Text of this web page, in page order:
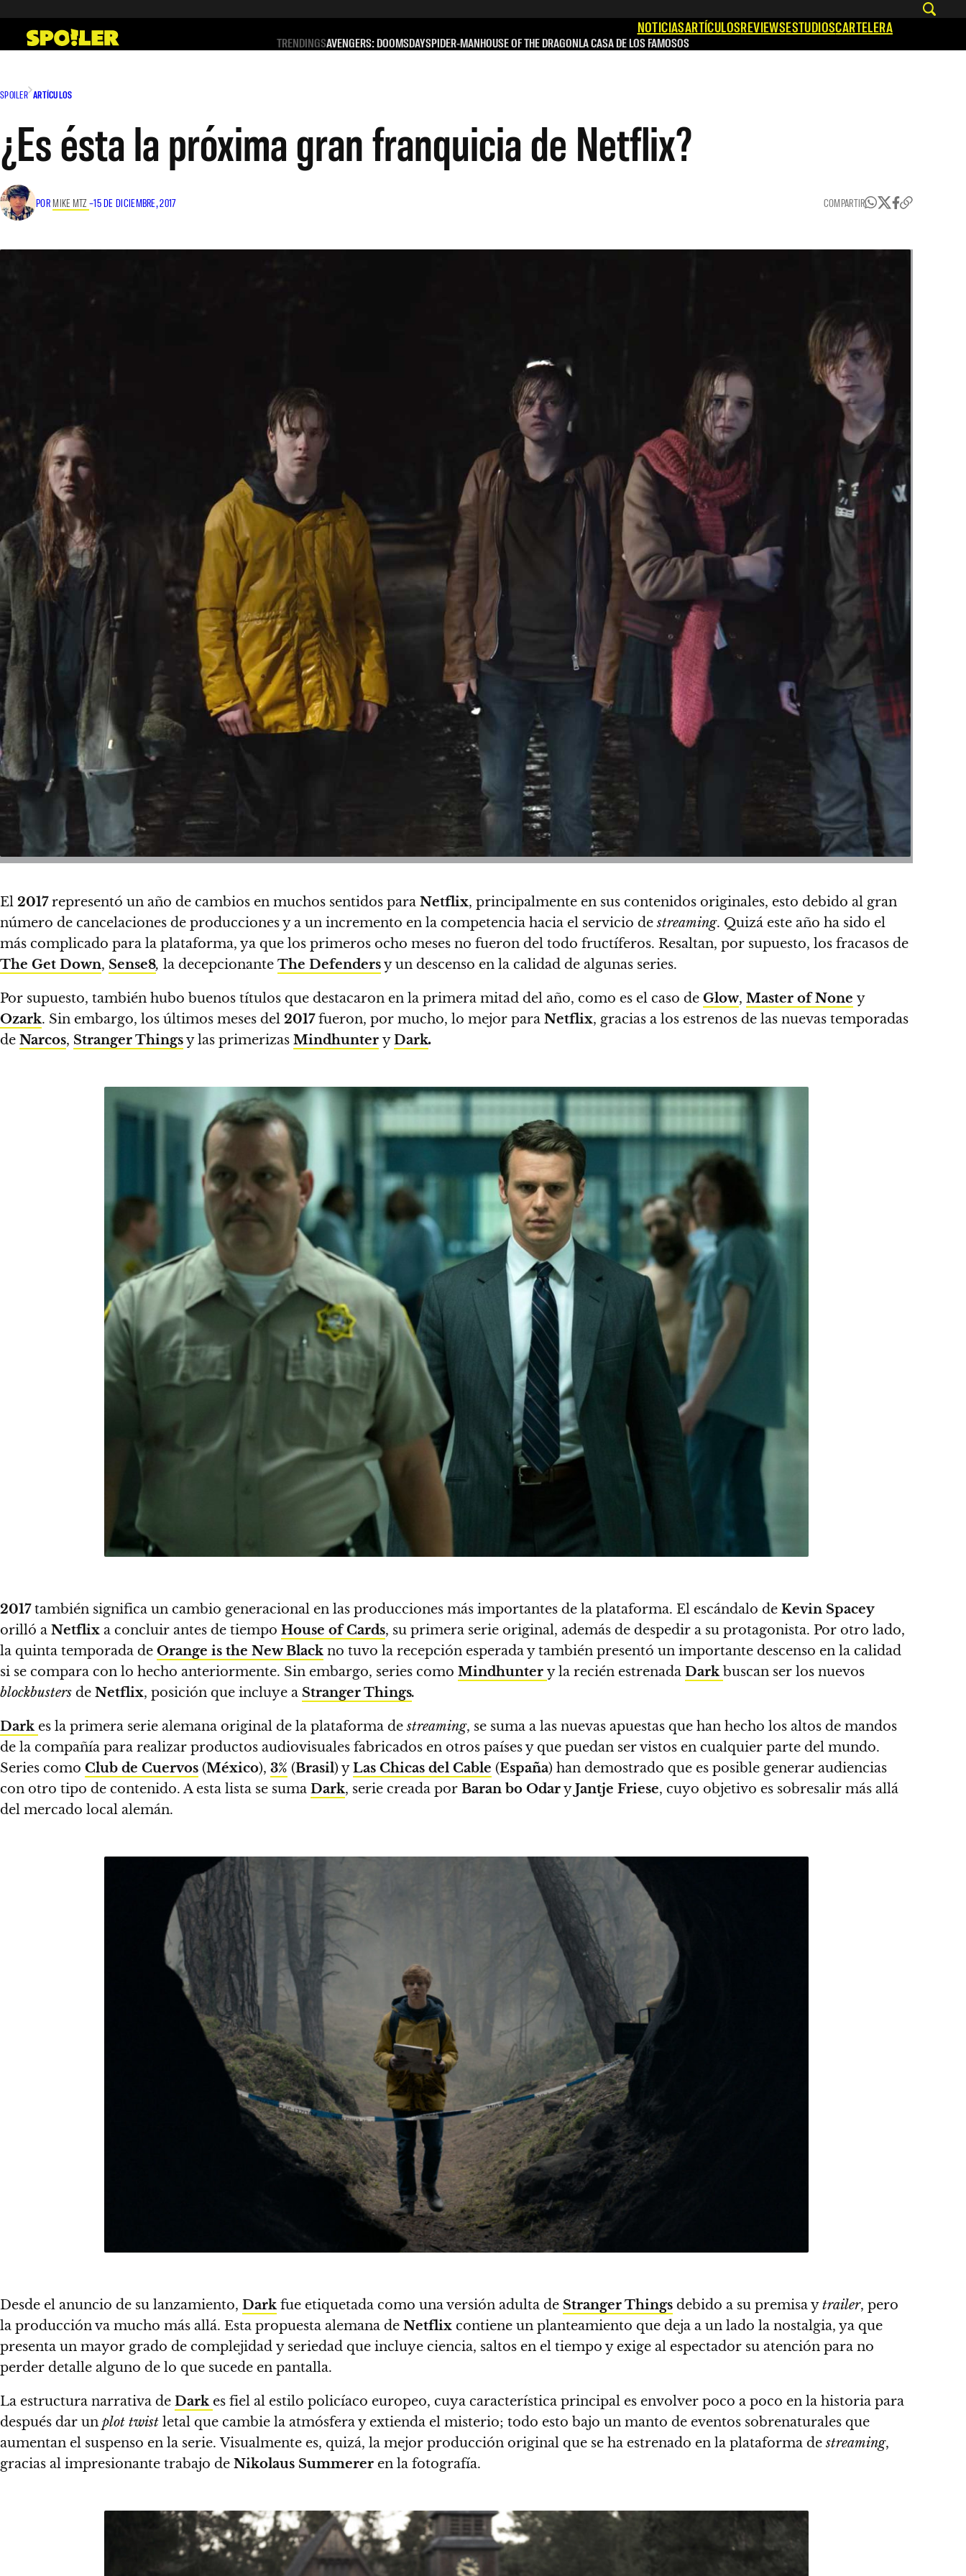
contenido
NOTICIASARTÍCULOSREVIEWSESTUDIOSCARTELERA
TRENDINGSAVENGERS: DOOMSDAYSPIDER-MANHOUSE OF THE DRAGONLA CASA DE LOS FAMOSOS
SPOILER ARTÍCULOS
¿Es ésta la próxima gran franquicia de Netflix?
POR MIKE MTZ –15 DE DICIEMBRE, 2017 COMPARTIR
El 2017representó un año de cambios en muchos sentidos para Netflix, principalmente en sus contenidos originales, esto debido al gran
número de cancelaciones de producciones y a un incremento en la competencia hacia el servicio destreaming. Quizá este año ha sido el
más complicado para la plataforma, ya que los primeros ocho meses no fueron del todo fructíferos. Resaltan, por supuesto, los fracasos de
The Get Down, Sense8, la decepcionante The Defendersy un descenso en la calidad de algunas series.
Por supuesto, también hubo buenos títulos que destacaron en la primera mitad del año, como es el caso de Glow, Master of None y
Ozark. Sin embargo, los últimos meses del 2017fueron, por mucho, lo mejor para Netflix, gracias a los estrenos de las nuevas temporadas
de Narcos, Stranger Thingsy las primerizas Mindhunter yDark.
2017también significa un cambio generacional en las producciones más importantes de la plataforma. El escándalo de Kevin Spacey
orilló a Netflix a concluir antes de tiempo House of Cards, su primera serie original, además de despedir a su protagonista. Por otro lado,
la quinta temporada de Orange is the New Black no tuvo la recepción esperaday también presentó un importante descenso en la calidad
si se compara con lo hecho anteriormente. Sin embargo, series como Mindhunter y la recién estrenada Dark buscan ser los nuevos
blockbusters de Netflix, posición que incluye a Stranger Things.
Dark es la primera serie alemana original de la plataforma destreaming, se suma a las nuevas apuestas que han hecho los altos de mandos
de la compañía para realizar productos audiovisuales fabricados en otros países y que puedan ser vistos en cualquier parte del mundo.
Series como Club de Cuervos (México), 3% (Brasil) yLas Chicas del Cable (España) han demostrado que es posible generar audiencias
con otro tipo de contenido. A esta lista se suma Dark, serie creada por Baran bo OdaryJantje Friese, cuyo objetivo es sobresalir más allá
del mercado local alemán.
Desde el anuncio de su lanzamiento, Dark fue etiquetada como una versión adulta de Stranger Things debido a su premisa ytrailer, pero
la producción va mucho más allá. Esta propuesta alemana de Netflix contiene un planteamiento que deja a un lado la nostalgia, ya que
presenta un mayor grado de complejidad y seriedad que incluye ciencia, saltos en el tiempo y exige al espectador su atención para no
perder detalle alguno de lo que sucede en pantalla.
La estructura narrativa de Dark es fiel al estilo policíaco europeo, cuya característica principal es envolver poco a poco en la historia para
después dar un plot twist letal que cambie la atmósfera y extienda el misterio; todo esto bajo un manto de eventos sobrenaturales que
aumentan el suspenso en la serie.Visualmente es, quizá, la mejor producción original que se ha estrenado en la plataforma destreaming,
gracias al impresionante trabajo de Nikolaus Summerer en la fotografía.